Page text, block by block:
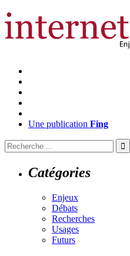
Une publication Fing
Catégories
Enjeux
Débats
Recherches
Usages
Futurs